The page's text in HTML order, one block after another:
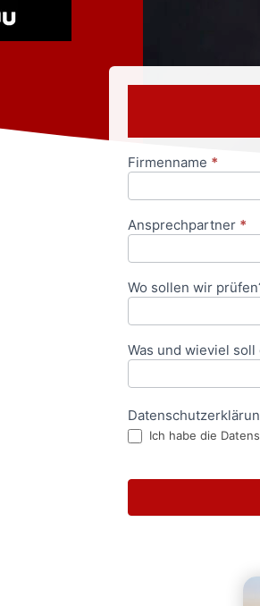
Anfrageformular
Firmenname *
Ansprechpartner *
Wo sollen wir
Was und wieviel
Ich habe die